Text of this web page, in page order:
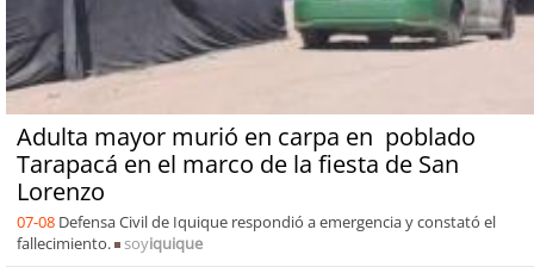
Adulta mayor murió en carpa en poblado
Tarapacá en el marco de la fiesta de San
Lorenzo
07-08 Defensa Civil de Iquique respondió a emergencia y constató el
fallecimiento.
soyiquique